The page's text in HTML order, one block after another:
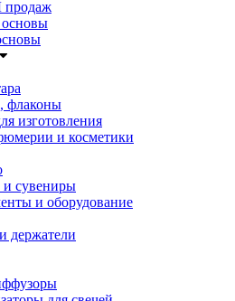
флаконы
изготовления
и косметики
сувениры
и оборудование
держатели